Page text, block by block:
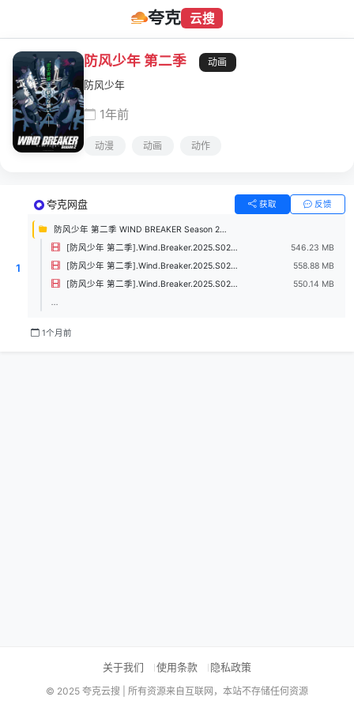
夸克 云搜
防风少年 第二季
动画
防风少年
1年前
动漫 动画 动作
1
夸克网盘 获取 反馈
防风少年 第二季 WIND BREAKER Season 2 (2025)
[防风少年 第二季].Wind.Breaker.2025.S02E11.2160p.IQ.WEB-DL.H265.AAC-UBWEB.mkv
546.23 MB
[防风少年 第二季].Wind.Breaker.2025.S02E12.2160p.IQ.WEB-DL.H265.AAC-UBWEB.mkv
558.88 MB
[防风少年 第二季].Wind.Breaker.2025.S02E09.2160p.IQ.WEB-DL.H265.AAC-UBWEB.mkv
550.14 MB
...
1个月前
关于我们 使用条款 隐私政策
© 2025 夸克云搜 | 所有资源来自互联网，本站不存储任何资源